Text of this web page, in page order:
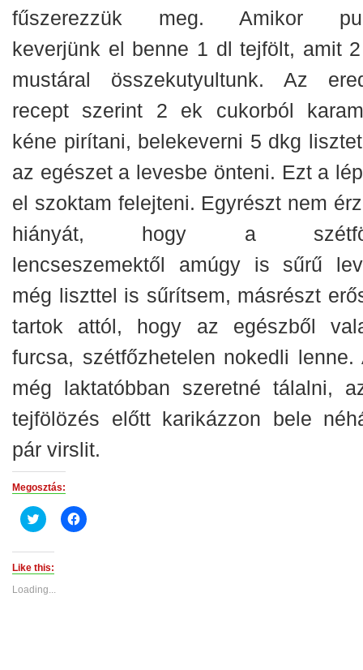
fűszerezzük meg. Amikor
keverjünk el benne 1 dl tejfölt, amit
mustáral összekutyultunk. Az
recept szerint 2 ek cukorból
kéne pirítani, belekeverni 5 dkg
az egészet a levesbe önteni. Ezt a
el szoktam felejteni. Egyrészt nem
hiányát, hogy a
lencseszemektől amúgy is sűrű
még liszttel is sűrítsem, másrészt
tartok attól, hogy az egészből
furcsa, szétfőzhetelen nokedli lenne.
még laktatóbban szeretné tálalni,
tejfölözés előtt karikázzon bele
pár virslit.
Megosztás:
Click
to
(Opens
new
Click
to
Like this:
Loading...